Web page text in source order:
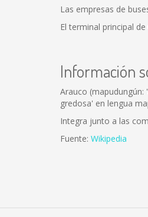
Las empresas de
El terminal principal
Información
Arauco
gredosa' en lengua
Integra junto a las
Fuente: Wikipedia